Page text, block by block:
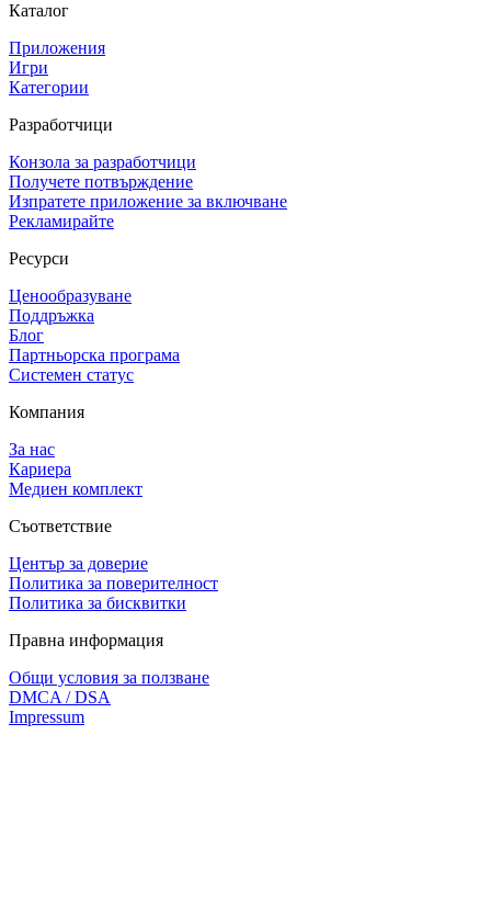
Каталог
Приложения
Игри
Категории
Разработчици
Конзола за разработчици
Получете потвърждение
Изпратете приложение за включване
Рекламирайте
Ресурси
Ценообразуване
Поддръжка
Блог
Партньорска програма
Системен статус
Компания
За нас
Кариера
Медиен комплект
Съответствие
Център за доверие
Политика за поверителност
Политика за бисквитки
Правна информация
Общи условия за ползване
DMCA / DSA
Impressum